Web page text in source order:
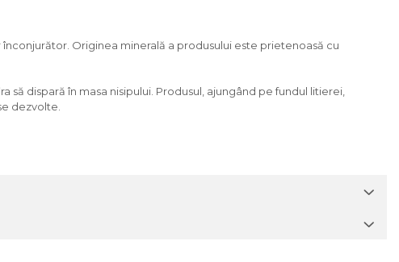
Originea minerală a produsului este prietenoasă cu
dispară în masa nisipului. Produsul, ajungând pe fundul litierei,
dezvolte.